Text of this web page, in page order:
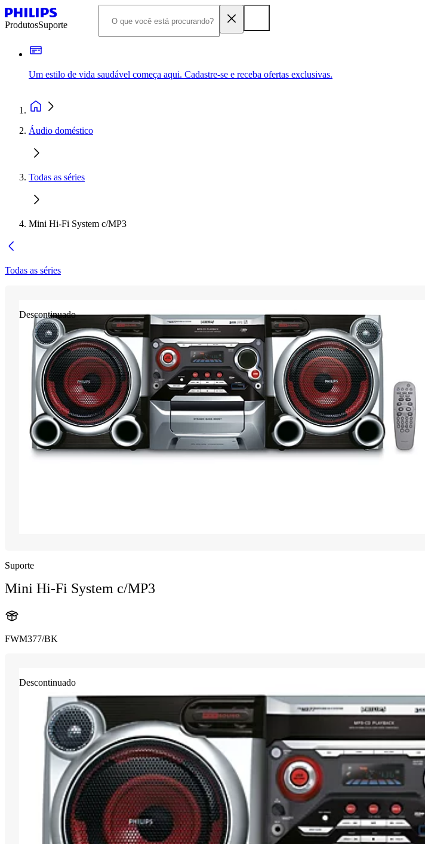
ProdutosSuporte
Um estilo de vida saudável começa aqui. Cadastre-se e receba ofertas exclusivas.
Áudio doméstico
Todas as séries
Mini Hi-Fi System c/MP3
Todas as séries
Descontinuado
Suporte
Mini Hi-Fi System c/MP3
FWM377/BK
Descontinuado